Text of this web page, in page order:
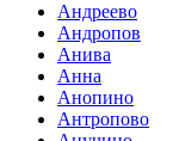
Андреево
Андропов
Анива
Анна
Анопино
Антропово